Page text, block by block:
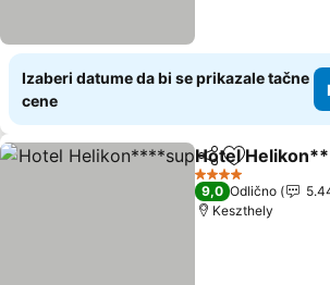
Izaberi datume da bi se prikazale tačne
cene
Deli Dodati u
Hotel
4 Zvezdice
9,0 Odlično
Keszthely